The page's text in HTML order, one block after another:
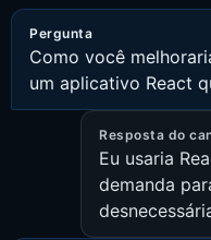
Pergunta
Como você
um aplicativo React
Resposta do
Eu usaria
demanda